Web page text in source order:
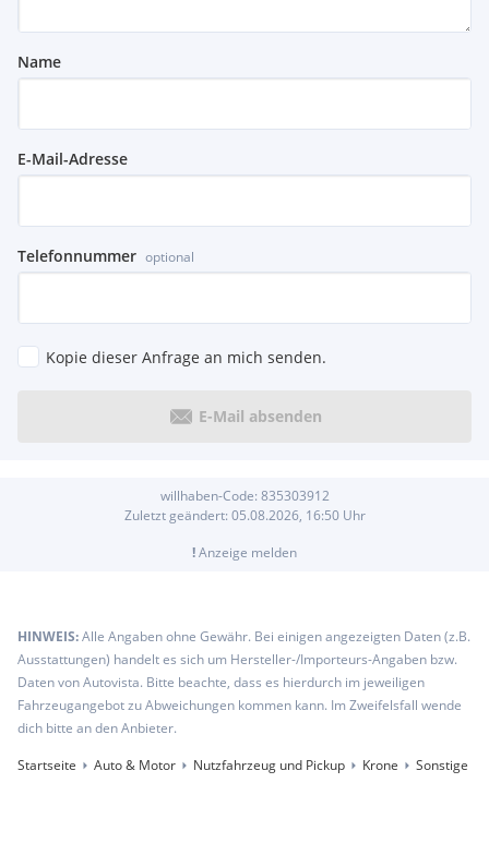
Name
E-Mail-Adresse
Telefonnummer optional
Kopie dieser Anfrage an mich senden.
E-Mail absenden
willhaben-Code: 835303912
Zuletzt geändert: 05.08.2026, 16:50Uhr
!Anzeige melden
HINWEIS:Alle Angaben ohne Gewähr. Bei einigen angezeigten Daten (z.B.
Ausstattungen) handelt es sich um Hersteller-/Importeurs-Angaben bzw.
Daten von Autovista. Bitte beachte, dass es hierdurch im jeweiligen
Fahrzeugangebot zu Abweichungen kommen kann. Im Zweifelsfall wende
dich bitte an den Anbieter.
Startseite
Auto & Motor Nutzfahrzeug und Pickup Krone Sonstige